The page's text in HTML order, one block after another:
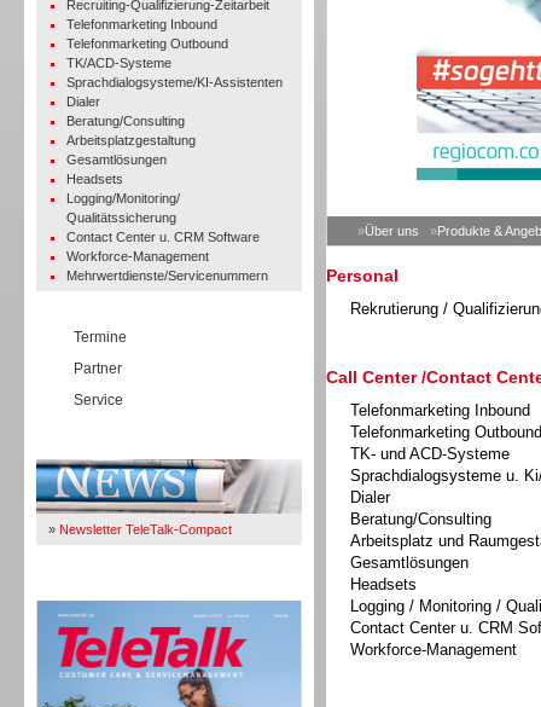
Recruiting-Qualifizierung-Zeitarbeit
Telefonmarketing Inbound
Telefonmarketing Outbound
TK/ACD-Systeme
Sprachdialogsysteme/KI-Assistenten
Dialer
Beratung/Consulting
Arbeitsplatzgestaltung
Gesamtlösungen
Headsets
Logging/Monitoring/
Qualitätssicherung
Contact Center u. CRM Software
Workforce-Management
Mehrwertdienste/Servicenummern
Termine
Partner
Service
» Newsletter TeleTalk-Compact
»Über uns »Produkte &
Personal
Rekrutierung /
Call Center /Contact
Telefonmarketing Inbound
Telefonmarketing Outbound
TK- und ACD-Systeme
Sprachdialogsysteme u.
Dialer
Beratung/Consulting
Arbeitsplatz und
Gesamtlösungen
Headsets
Logging / Monitoring /
Contact Center u. CRM
Workforce-Management